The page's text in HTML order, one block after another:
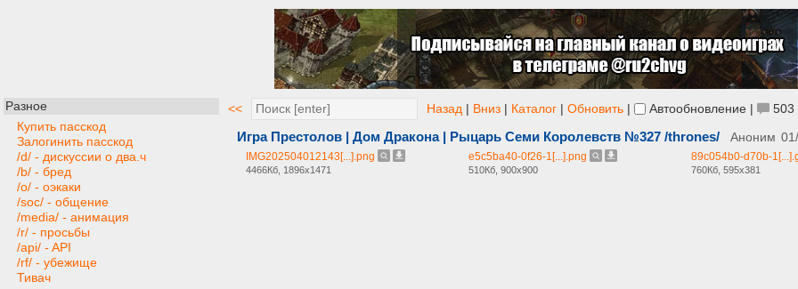
Разное
Купить пасскод
Залогинить пасскод
/d/ - дискуссии о два.ч
/b/ - бред
/o/ - оэкаки
/soc/ - общение
/media/ - анимация
/r/ - просьбы
/api/ - API
/rf/ - убежище
Тивач
<< Назад | Вниз | Каталог | Обновить | Автообновление | 503
Игра Престолов | Дом Дракона | Рыцарь Семи Королевств №327 /thrones/ Аноним
IMG202504012143[...].png
4466Кб, 1896x1471
e5c5ba40-0f26-1[...].png
510Кб, 900x900
89c054b0-d70b-
760Кб, 595x381